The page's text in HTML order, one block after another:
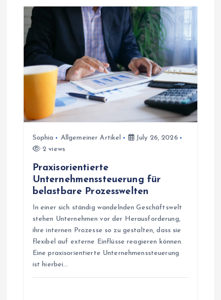
v
g
t
Sophia Allgemeiner Artikel
July 26, 2026
2 views
Praxisorientierte
Unternehmenssteuerung für
belastbare Prozesswelten
In einer sich ständig wandelnden Geschäftswelt
stehen Unternehmen vor der Herausforderung,
ihre internen Prozesse so zu gestalten, dass sie
flexibel auf externe Einflüsse reagieren können.
Eine praxisorientierte Unternehmenssteuerung
ist hierbei…